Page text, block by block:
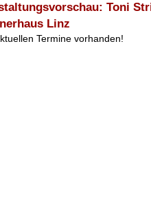
Toni
Linz
Termine vorhanden!